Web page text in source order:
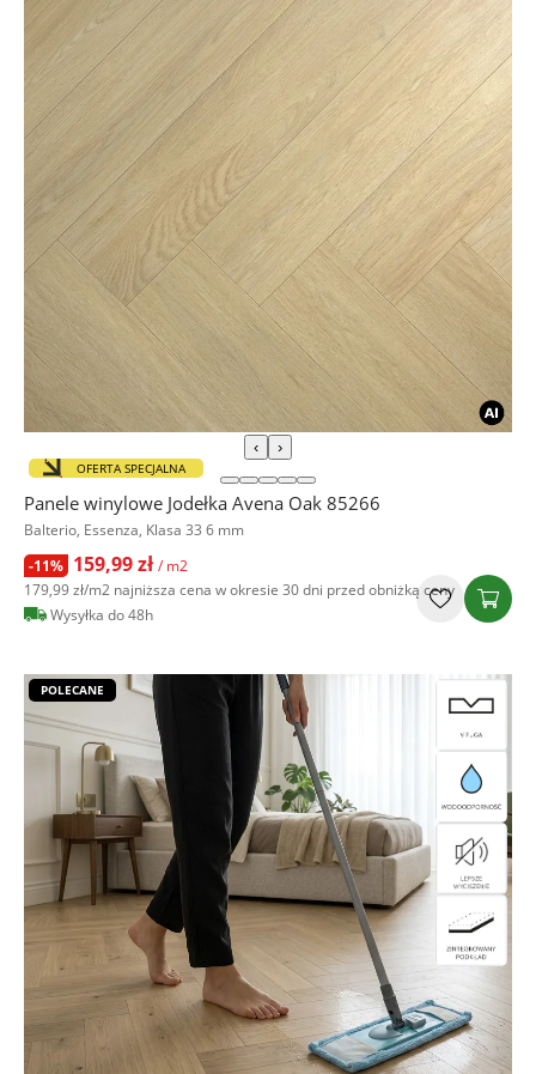
‹ ›
OFERTA SPECJALNA
Panele winylowe Jodełka Avena Oak 85266
Balterio, Essenza, Klasa 33 6 mm
-11% 159,99 zł / m2
179,99 zł/m2 najniższa cena w okresie 30 dni przed obniżką ceny
Wysyłka do 48h
POLECANE